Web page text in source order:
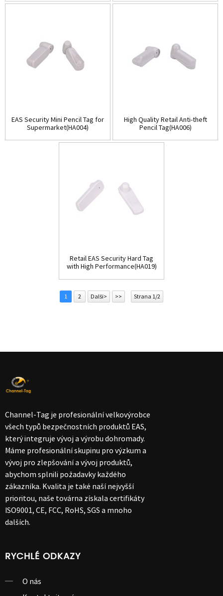
EAS Security Mini Pencil Tag for
Supermarket(HA004)
High Quality Retail Anti-theft
Pencil Tag(HA006)
Retail EAS Security Hard Tag
with High Performance(HA019)
1 2 Další> >> Strana 1/2
Channel-Tag je profesionální velkovýrobce
všech typů bezpečnostních produktů EAS,
který integruje vývoj a výrobu dohromady.
Máme profesionální skupinu pro výzkum a
vývoj pro zlepšování a vývoj produktů,
abychom splnili požadavky každého
zákazníka. Kvalita je také naší nejvyšší
prioritou, naše továrna získala certifikáty
ISO9001, CE, FCC, RoHS, SGS a mnoho
dalších.
RYCHLÉ ODKAZY
O nás